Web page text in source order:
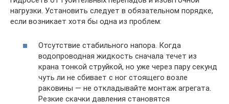
нагрузки. Установить следует в обязательном порядке,
если возникает хотя бы одна из проблем:
Отсутствие стабильного напора. Когда
водопроводная жидкость сначала течет из
крана тонкой струйкой, но уже через пару секунд
чуть ли не сбивает с ног стоящего возле
раковины — не откладывайте монтаж агрегата.
Резкие скачки давления становятся